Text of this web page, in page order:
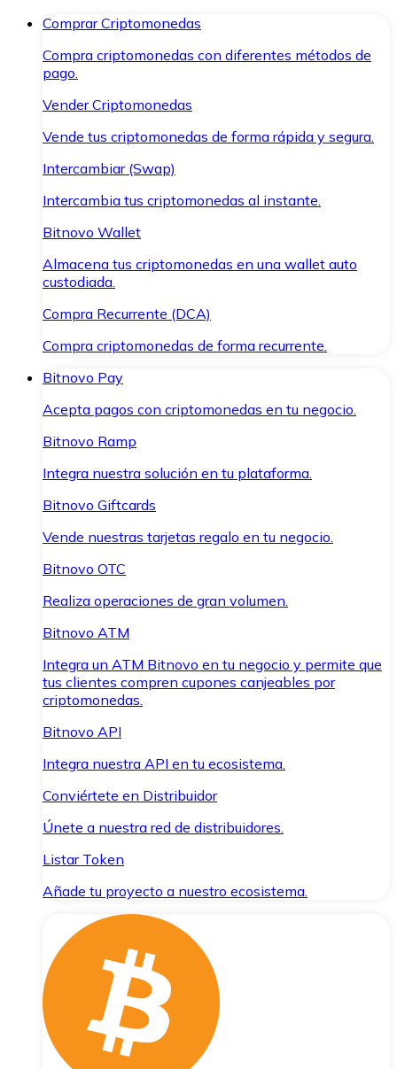
Comprar Criptomonedas
Compra criptomonedas con diferentes métodos de
pago.
Vender Criptomonedas
Vende tus criptomonedas de forma rápida y segura.
Intercambiar (Swap)
Intercambia tus criptomonedas al instante.
Bitnovo Wallet
Almacena tus criptomonedas en una wallet auto
custodiada.
Compra Recurrente (DCA)
Compra criptomonedas de forma recurrente.
Bitnovo Pay
Acepta pagos con criptomonedas en tu negocio.
Bitnovo Ramp
Integra nuestra solución en tu plataforma.
Bitnovo Giftcards
Vende nuestras tarjetas regalo en tu negocio.
Bitnovo OTC
Realiza operaciones de gran volumen.
Bitnovo ATM
Integra un ATM Bitnovo en tu negocio y permite que
tus clientes compren cupones canjeables por
criptomonedas.
Bitnovo API
Integra nuestra API en tu ecosistema.
Conviértete en Distribuidor
Únete a nuestra red de distribuidores.
Listar Token
Añade tu proyecto a nuestro ecosistema.